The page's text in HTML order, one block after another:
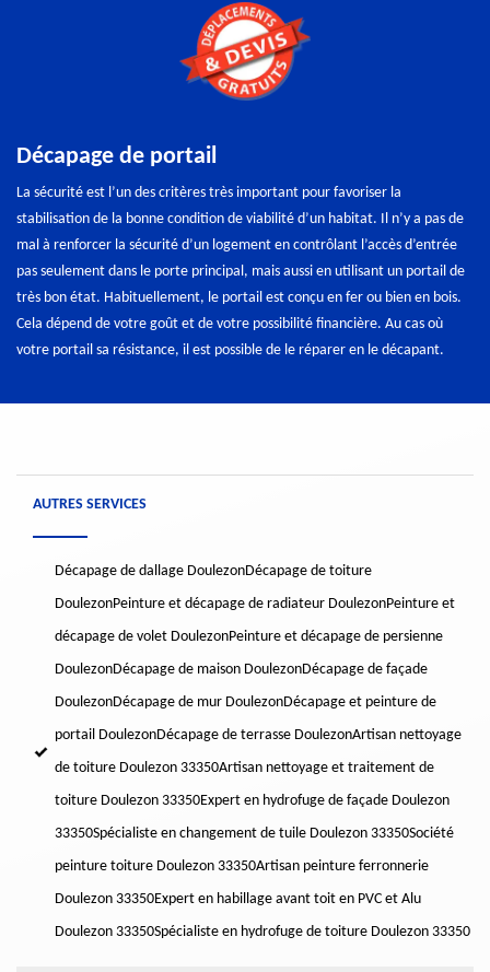
Décapage de portail
La sécurité est l’un des critères très important pour favoriser la
stabilisation de la bonne condition de viabilité d’un habitat. Il n’y a pas de
mal à renforcer la sécurité d’un logement en contrôlant l’accès d’entrée
pas seulement dans le porte principal, mais aussi en utilisant un portail de
très bon état. Habituellement, le portail est conçu en fer ou bien en bois.
Cela dépend de votre goût et de votre possibilité financière. Au cas où
votre portail sa résistance, il est possible de le réparer en le décapant.
AUTRES SERVICES
Décapage de dallage DoulezonDécapage de toiture
DoulezonPeinture et décapage de radiateur DoulezonPeinture et
décapage de volet DoulezonPeinture et décapage de persienne
DoulezonDécapage de maison DoulezonDécapage de façade
DoulezonDécapage de mur DoulezonDécapage et peinture de
portail DoulezonDécapage de terrasse DoulezonArtisan nettoyage
de toiture Doulezon 33350Artisan nettoyage et traitement de
toiture Doulezon 33350Expert en hydrofuge de façade Doulezon
33350Spécialiste en changement de tuile Doulezon 33350Société
peinture toiture Doulezon 33350Artisan peinture ferronnerie
Doulezon 33350Expert en habillage avant toit en PVC et Alu
Doulezon 33350Spécialiste en hydrofuge de toiture Doulezon 33350